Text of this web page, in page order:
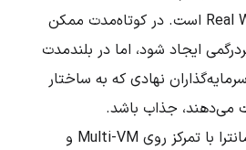
پروژه روی Real World Assets است. در کوتاه‌مدت ممکن
ایجاد شود، اما در بلندمدت
نهادی که به ساختار
می‌دهند، جذاب باشد.
از نظر توسعه محصول، مانترا با تمرکز روی Multi-VM و